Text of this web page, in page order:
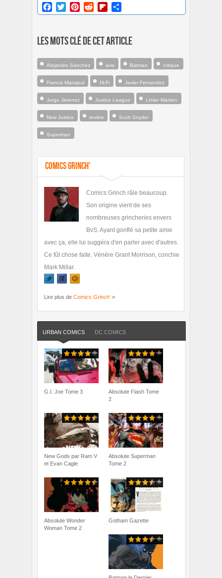
Facebook
TwitterPinterestRedditFlipboard
Les mots clé de cet article
Alejandro Sanchez avis Batman critique
Francis Manapul Hi-Fi Javier Fernandez
Jorge Jimenez Justice League Limier Martien
New Justice review Scott Snyder
Superman
Comics Grinch'
Comics Grinch râle beaucoup.
Son origine vient de ses
nombreuses grincheries envers
BvS. Ayant gonflé sa petite amie
avec ça, elle lui suggéra d'en parler avec d'autres.
Ce fût chose faite. Vénère Grant Morrison, conchie
Mark Millar.
Lire plus de Comics Grinch' »
URBAN COMICS DC COMICS
G.I. Joe Tome 3
Absolute Flash Tome
2
New Gods par Ram V
et Evan Cagle
Absolute Superman
Tome 2
Absolute Wonder
Woman Tome 2
Gotham Gazette